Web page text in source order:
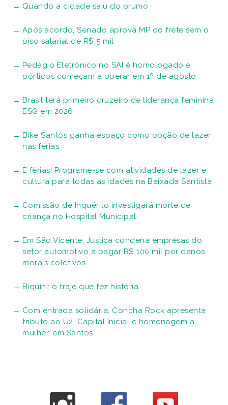
Quando a cidade saiu do prumo
Após acordo, Senado aprova MP do frete sem o
piso salarial de R$ 5 mil
Pedágio Eletrônico no SAI é homologado e
pórticos começam a operar em 1º de agosto
Brasil terá primeiro cruzeiro de liderança feminina
ESG em 2026
Bike Santos ganha espaço como opção de lazer
nas férias
É férias! Programe-se com atividades de lazer e
cultura para todas as idades na Baixada Santista
Comissão de Inquérito investigará morte de
criança no Hospital Municipal
Em São Vicente, Justiça condena empresas do
setor automotivo a pagar R$ 100 mil por danos
morais coletivos
Biquíni: o traje que fez história
Com entrada solidária, Concha Rock apresenta
tributo ao U2, Capital Inicial e homenagem a
mulher, em Santos